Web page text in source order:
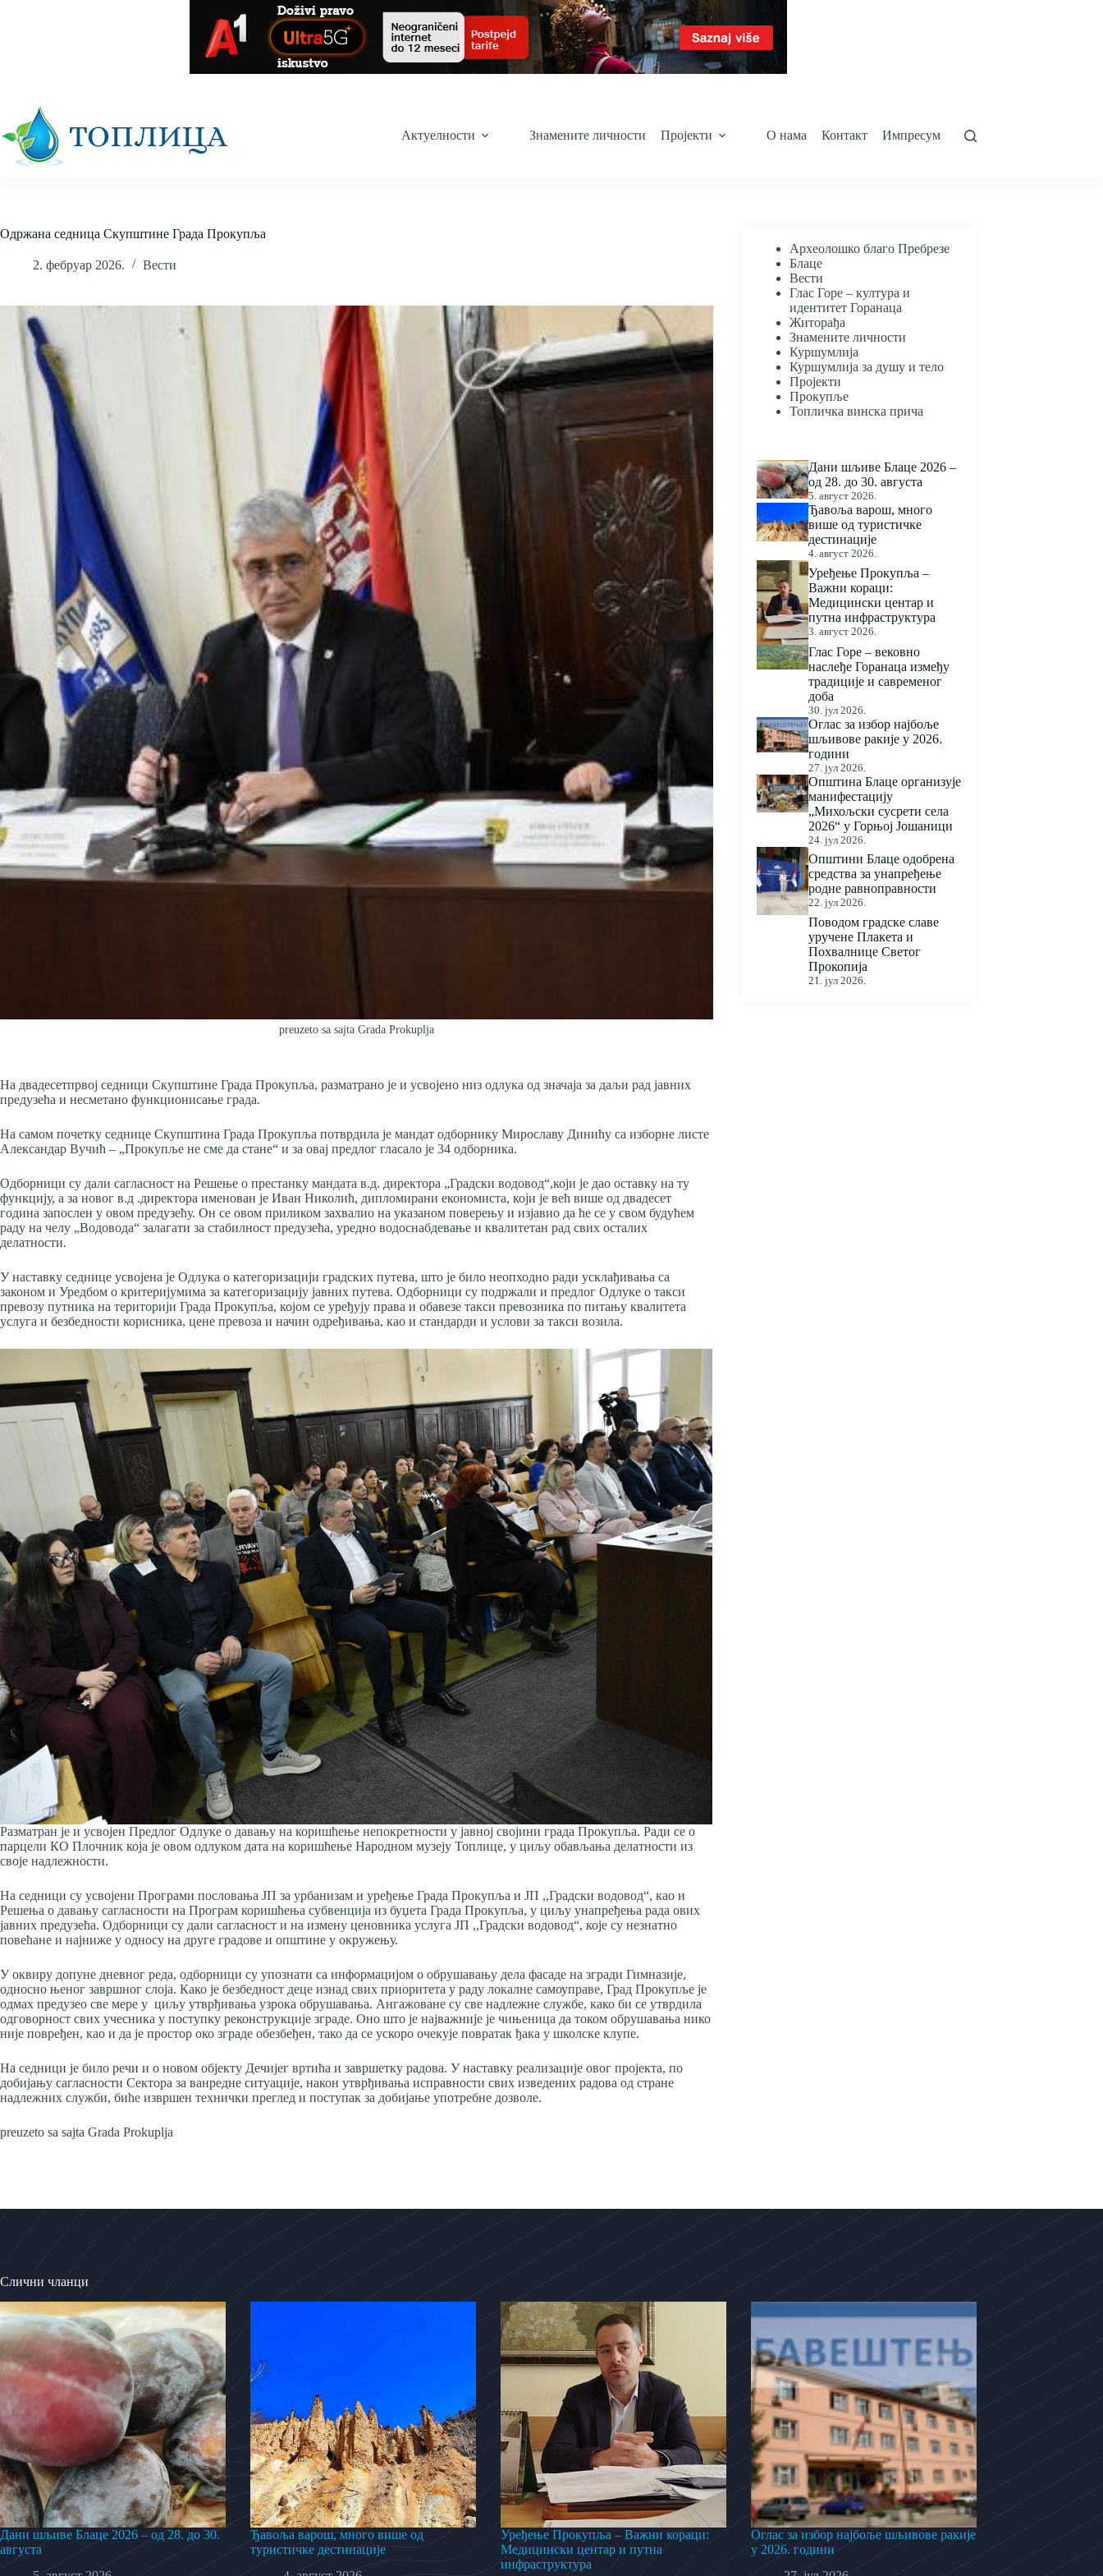
Актуелности Знамените личности Пројекти О нама Контакт Импресум
Одржана cедница Скупштине Града Прокупља
2. фебруар 2026. Вести
preuzeto sa sajta Grada Prokuplja
На двадесетпрвој седници Скупштине Града Прокупља, разматрано је и усвојено низ одлука од значаја за даљи рад јавних
предузећа и несметано функционисање града.
На самом почетку седнице Скупштина Града Прокупља потврдила је мандат одборнику Мирославу Динићу са изборне листе
Александар Вучић – „Прокупље не сме да стане“ и за овај предлог гласало је 34 одборника.
Одборници су дали сагласност на Решење о престанку мандата в.д. директора „Градски водовод“,који је дао оставку на ту
функцију, а за новог в.д .директора именован је Иван Николић, дипломирани економиста, који је већ више од двадесет
година запослен у овом предузећу. Он се овом приликом захвалио на указаном поверењу и изјавио да ће се у свом будућем
раду на челу „Водовода“ залагати за стабилност предузећа, уредно водоснабдевање и квалитетан рад свих осталих
делатности.
У наставку седнице усвојена је Одлука о категоризацији градских путева, што је било неопходно ради усклађивања са
законом и Уредбом о критеријумима за категоризацију јавних путева. Одборници су подржали и предлог Одлуке о такси
превозу путника на територији Града Прокупља, којом се уређују права и обавезе такси превозника по питању квалитета
услуга и безбедности корисника, цене превоза и начин одређивања, као и стандарди и услови за такси возила.
Разматран је и усвојен Предлог Одлуке о давању на коришћење непокретности у јавној својини града Прокупља. Ради се о
парцели КО Плочник која је овом одлуком дата на коришћење Народном музеју Топлице, у циљу обављања делатности из
своје надлежности.
На седници су усвојени Програми пословања ЈП за урбанизам и уређење Града Прокупља и ЈП ,,Градски водовод“, као и
Решења о давању сагласности на Програм коришћења субвенција из буџета Града Прокупља, у циљу унапређења рада ових
јавних предузећа. Одборници су дали сагласност и на измену ценовника услуга ЈП ,,Градски водовод“, које су незнатно
повећане и најниже у односу на друге градове и општине у окружењу.
У оквиру допуне дневног реда, одборници су упознати са информацијом о обрушавању дела фасаде на згради Гимназије,
односно њеног завршног слоја. Како је безбедност деце изнад свих приоритета у раду локалне самоуправе, Град Прокупље је
одмах предузео све мере у циљу утврђивања узрока обрушавања. Ангажоване су све надлежне службе, како би се утврдила
одговорност свих учесника у поступку реконструкције зграде. Оно што је најважније је чињеница да током обрушавања нико
није повређен, као и да је простор око зграде обезбеђен, тако да се ускоро очекује повратак ђака у школске клупе.
На седници је било речи и о новом објекту Дечијег вртића и завршетку радова. У наставку реализације овог пројекта, по
добијању сагласности Сектора за ванредне ситуације, након утврђивања исправности свих изведених радова од стране
надлежних служби, биће извршен технички преглед и поступак за добијање употребне дозволе.
preuzeto sa sajta Grada Prokuplja
Археолошко благо Пребрезе
Блаце
Вести
Глас Горе – култура и
идентитет Горанаца
Житорађа
Знамените личности
Куршумлија
Куршумлија за душу и тело
Пројекти
Прокупље
Топличка винска прича
Дани шљиве Блаце 2026 –
од 28. до 30. августа
5. август 2026.
Ђавоља варош, много
више од туристичке
дестинације
4. август 2026.
Уређење Прокупља –
Важни кораци:
Медицински центар и
путна инфраструктура
3. август 2026.
Глас Горе – вековно
наслеђе Горанаца између
традиције и савременог
доба
30. јул 2026.
Оглас за избор најбоље
шљивове ракије у 2026.
години
27. јул 2026.
Општина Блаце организује
манифестацију
„Михољски сусрети села
2026“ у Горњој Јошаници
24. јул 2026.
Општини Блаце одобрена
средства за унапређење
родне равноправности
22. јул 2026.
Поводом градске славе
уручене Плакета и
Похвалнице Светог
Прокопија
21. јул 2026.
Слични чланци
Дани шљиве Блаце 2026 – од 28. до 30.
августа
Ђавоља варош, много више од
туристичке дестинације
Уређење Прокупља – Важни кораци:
Медицински центар и путна
инфраструктура
Оглас за избор најбоље шљивове ракије
у 2026. години